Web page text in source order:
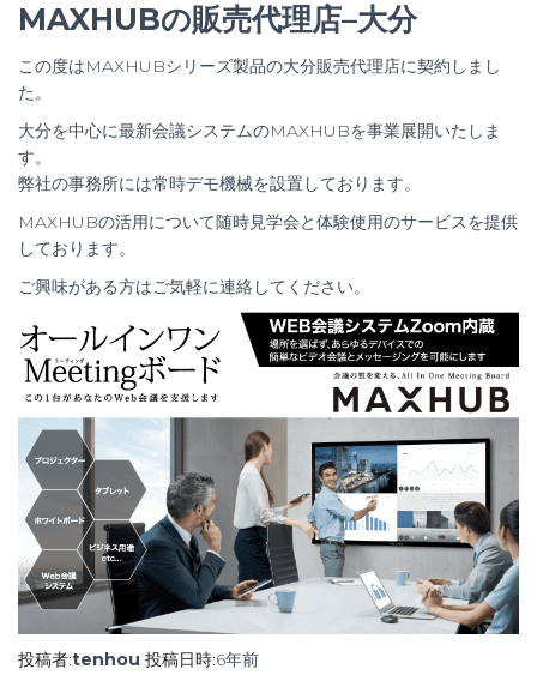
MAXHUBの販売代理店–大分
この度はMAXHUBシリーズ製品の大分販売代理店に契約しまし
た。
大分を中心に最新会議システムのMAXHUBを事業展開いたしま
す。
弊社の事務所には常時デモ機械を設置しております。
MAXHUBの活用について随時見学会と体験使用のサービスを提供
しております。
ご興味がある方はご気軽に連絡してください。
投稿者:tenhou 投稿日時:6年前